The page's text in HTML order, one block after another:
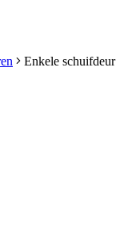
Enkele schuifdeur